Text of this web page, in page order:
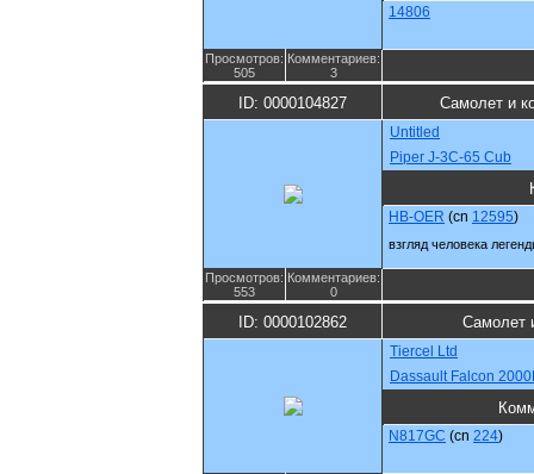
14806
Просмотров:
505
Комментариев:
3
ID: 0000104827 Самолет и
Untitled
Piper J-3C-65 Cub
HB-OER (cn 12595)
взгляд человека
Просмотров:
553
Комментариев:
0
ID: 0000102862 Самолет
Tiercel Ltd
Dassault Falcon
N817GC (cn 224)